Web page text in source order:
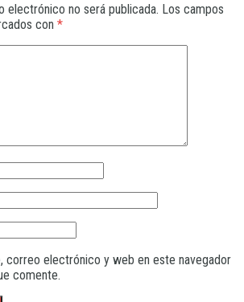
electrónico no será publicada. Los campos
con *
correo electrónico y web en este navegador
comente.